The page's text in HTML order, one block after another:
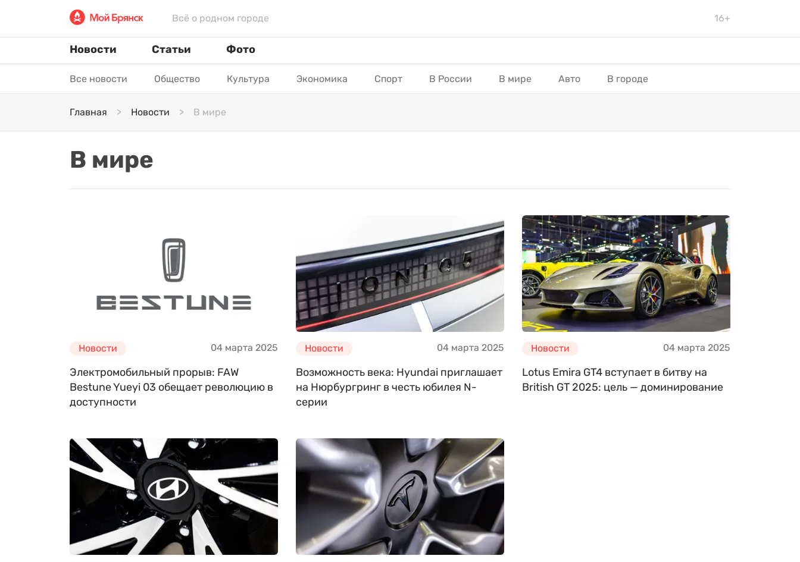
Всё о родном городе 16+
Новости Статьи Фото
Все новости Общество Культура Экономика Спорт В России В мире Авто В городе
Главная Новости В мире
В мире
Новости 04 марта 2025
Электромобильный прорыв: FAW
Bestune Yueyi 03 обещает революцию в
доступности
Новости 04 марта 2025
Возможность века: Hyundai приглашает
на Нюрбургринг в честь юбилея N-
серии
Новости 04 марта 2025
Lotus Emira GT4 вступает в битву на
British GT 2025: цель — доминирование